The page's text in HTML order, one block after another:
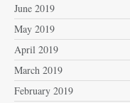
June 2019
May 2019
April 2019
March 2019
February 2019